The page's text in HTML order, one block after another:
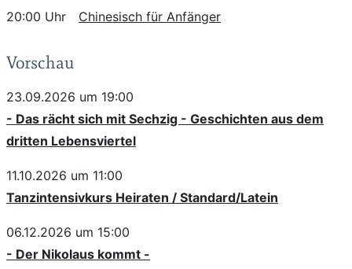
20:00 Uhr Chinesisch für Anfänger
Vorschau
23.09.2026 um 19:00
- Das rächt sich mit Sechzig - Geschichten aus dem
dritten Lebensviertel
11.10.2026 um 11:00
Tanzintensivkurs Heiraten / Standard/Latein
06.12.2026 um 15:00
- Der Nikolaus kommt -